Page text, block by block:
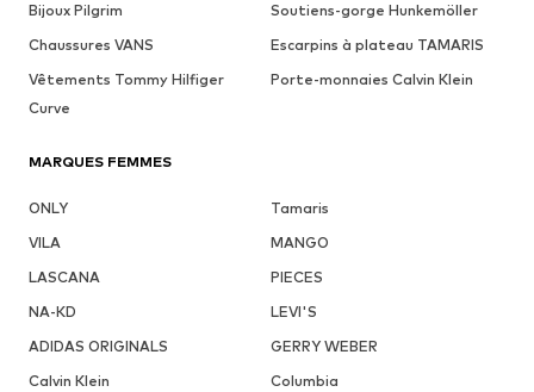
Bijoux Pilgrim
Soutiens-gorge Hunkemöller
Chaussures VANS
Escarpins à plateau TAMARIS
Vêtements Tommy Hilfiger
Curve
Porte-monnaies Calvin Klein
MARQUES FEMMES
ONLY
Tamaris
VILA
MANGO
LASCANA
PIECES
NA-KD
LEVI'S
ADIDAS ORIGINALS
GERRY WEBER
Calvin Klein
Columbia